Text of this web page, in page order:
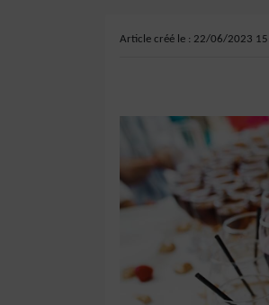
Article créé le : 22/06/2023